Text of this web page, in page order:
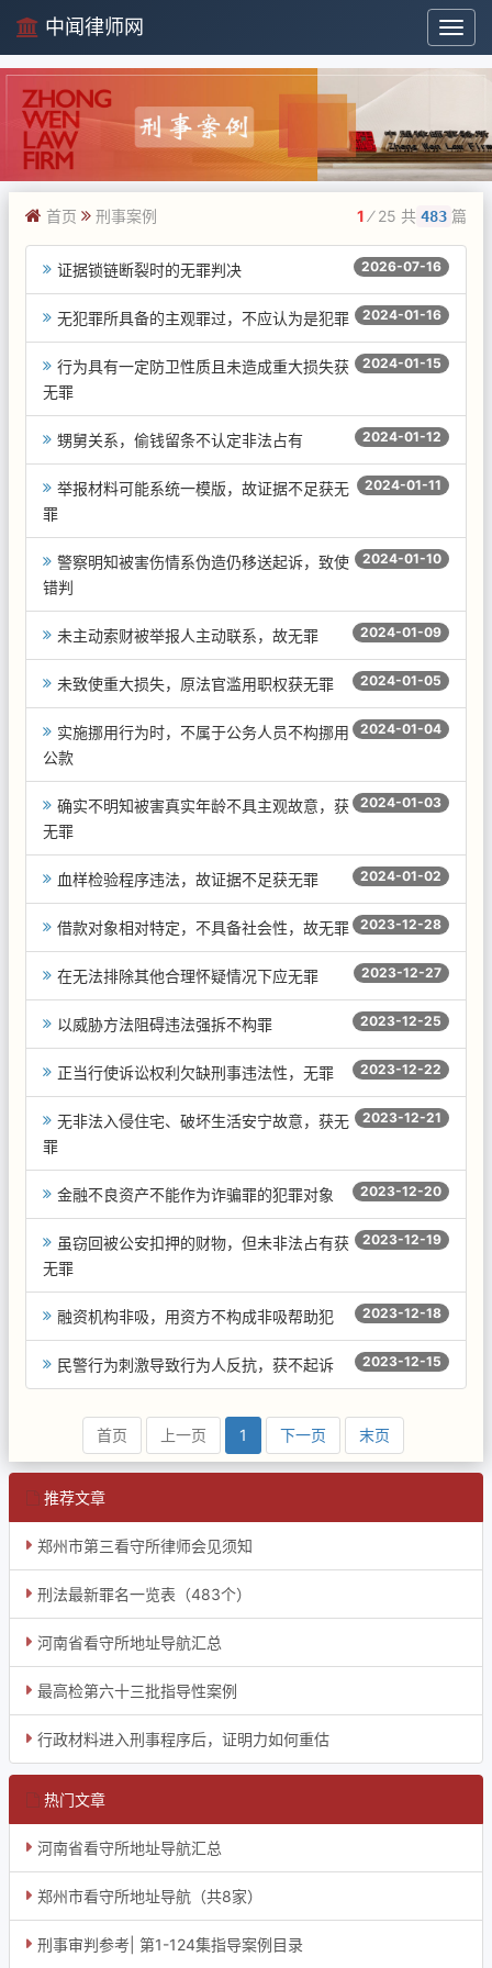
中
闻
网
中闻律师网
首页 刑事案例 1 ⁄ 25 共 483 篇
2026-07-16
证据锁链断裂时的无罪判决
2024-01-16
无犯罪所具备的主观罪过，不应认为是犯罪
2024-01-15
行为具有一定防卫性质且未造成重大损失获
无罪
2024-01-12
甥舅关系，偷钱留条不认定非法占有
2024-01-11
举报材料可能系统一模版，故证据不足获无
罪
2024-01-10
警察明知被害伤情系伪造仍移送起诉，致使
错判
2024-01-09
未主动索财被举报人主动联系，故无罪
2024-01-05
未致使重大损失，原法官滥用职权获无罪
2024-01-04
实施挪用行为时，不属于公务人员不构挪用
公款
2024-01-03
确实不明知被害真实年龄不具主观故意，获
无罪
2024-01-02
血样检验程序违法，故证据不足获无罪
2023-12-28
借款对象相对特定，不具备社会性，故无罪
2023-12-27
在无法排除其他合理怀疑情况下应无罪
2023-12-25
以威胁方法阻碍违法强拆不构罪
2023-12-22
正当行使诉讼权利欠缺刑事违法性，无罪
2023-12-21
无非法入侵住宅、破坏生活安宁故意，获无
罪
2023-12-20
金融不良资产不能作为诈骗罪的犯罪对象
2023-12-19
虽窃回被公安扣押的财物，但未非法占有获
无罪
2023-12-18
融资机构非吸，用资方不构成非吸帮助犯
2023-12-15
民警行为刺激导致行为人反抗，获不起诉
首页 上一页 1 下一页 末页
推荐文章
郑州市第三看守所律师会见须知
刑法最新罪名一览表（483个）
河南省看守所地址导航汇总
最高检第六十三批指导性案例
行政材料进入刑事程序后，证明力如何重估
热门文章
河南省看守所地址导航汇总
郑州市看守所地址导航（共8家）
刑事审判参考| 第1-124集指导案例目录